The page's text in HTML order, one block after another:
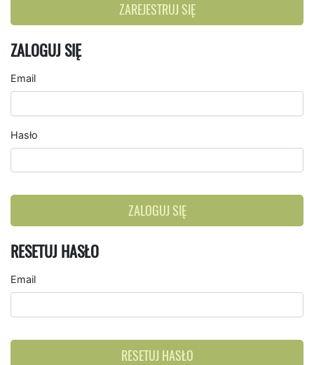
ZAREJESTRUJ SIĘ
ZALOGUJ SIĘ
Email
Hasło
ZALOGUJ SIĘ
RESETUJ HASŁO
Email
RESETUJ HASŁO